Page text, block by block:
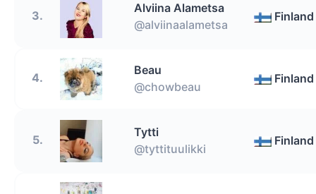
3.
Alviina Alametsa
@alviinaalametsa
Finland
4.
Beau
@chowbeau
Finland
5.
Tytti
@tyttituulikki
Finland